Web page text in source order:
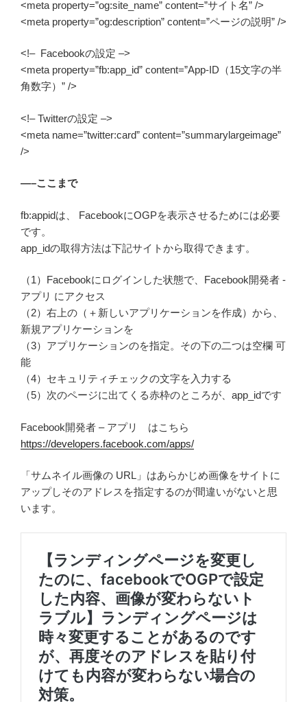
<meta property=”og:site_name” content=”サイト名” />
<meta property=”og:description” content=”ページの説明” />
<!– Facebookの設定 –>
<meta property=”fb:app_id” content=”App-ID（15文字の半
角数字）” />
<!– Twitterの設定 –>
<meta name=”twitter:card” content=”summarylargeimage”
/>
—–ここまで
fb:appidは、 FacebookにOGPを表示させるためには必要
です。
app_idの取得方法は下記サイトから取得できます。
（1）Facebookにログインした状態で、Facebook開発者 -
アプリ にアクセス
（2）右上の（＋新しいアプリケーションを作成）から、
新規アプリケーションを
（3）アプリケーションのを指定。その下の二つは空欄 可
能
（4）セキュリティチェックの文字を入力する
（5）次のページに出てくる赤枠のところが、app_idです
Facebook開発者 – アプリ はこちら
https://developers.facebook.com/apps/
「サムネイル画像の URL」はあらかじめ画像をサイトに
アップしそのアドレスを指定するのが間違いがないと思
います。